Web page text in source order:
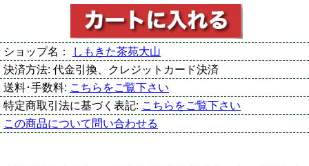
ショップ名：
しもきた茶苑大山
決済方法: 代金引換、クレジットカード決済
送料･手数料: こちらをご覧下さい
特定商取引法に基づく表記: こちらをご覧下さい
この商品について問い合わせる